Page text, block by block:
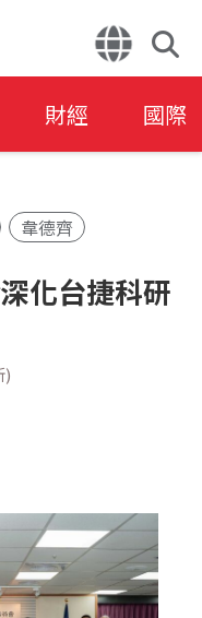
財經 國際
韋德齊
化台捷科研
)